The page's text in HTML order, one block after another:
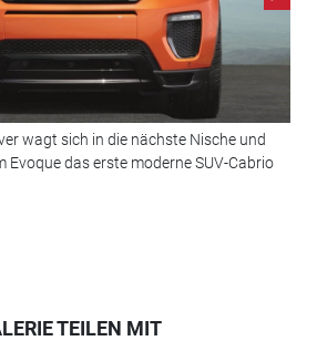
wagt sich in die nächste Nische und
Evoque das erste moderne SUV-Cabrio
TEILEN MIT